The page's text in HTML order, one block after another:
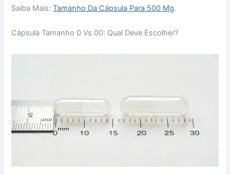
Saiba Mais:Tamanho Da Cápsula Para 500 Mg.
Cápsula Tamanho 0 Vs 00: Qual Deve Escolher?